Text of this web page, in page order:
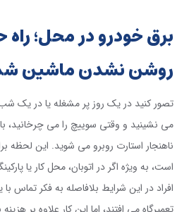
برق خودرو در محل؛
روشن نشدن ماشین
تصور کنید در یک روز پر مشغله یا در یک
می نشینید و وقتی سوییچ را می چرخانید،
ناهنجار استارت روبرو می شوید. این لحظه
است، به ویژه اگر در اتوبان، محل کار یا
افراد در این شرایط بلافاصله به فکر تماس